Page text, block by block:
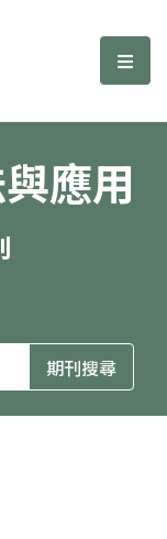
期刊 選
應用